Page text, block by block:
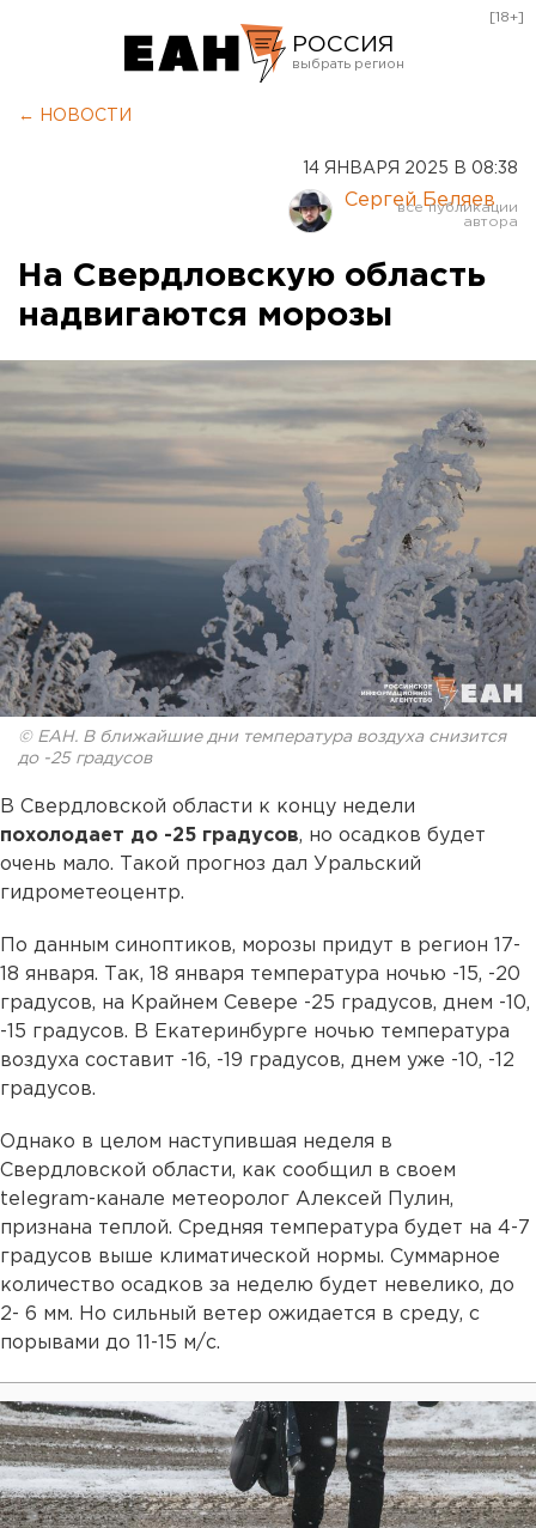
РОССИЯ
Курган
Оренбург
[18+]
← НОВОСТИ
14 ЯНВАРЯ 2025 В 08:38
Сергей Беляев
На Свердловскую область
надвигаются морозы
© ЕАН. В ближайшие дни температура воздуха снизится
до -25 градусов
В Свердловской области к концу недели
похолодает до -25 градусов, но осадков будет
очень мало. Такой прогноз дал Уральский
гидрометеоцентр.
По данным синоптиков, морозы придут в регион 17-
18 января. Так, 18 января температура ночью -15, -20
градусов, на Крайнем Севере -25 градусов, днем -10,
-15 градусов. В Екатеринбурге ночью температура
воздуха составит -16, -19 градусов, днем уже -10, -12
градусов.
Однако в целом наступившая неделя в
Свердловской области, как сообщил в своем
telegram-канале метеоролог Алексей Пулин,
признана теплой. Средняя температура будет на 4-7
градусов выше климатической нормы. Суммарное
количество осадков за неделю будет невелико, до
2- 6 мм. Но сильный ветер ожидается в среду, с
порывами до 11-15 м/с.